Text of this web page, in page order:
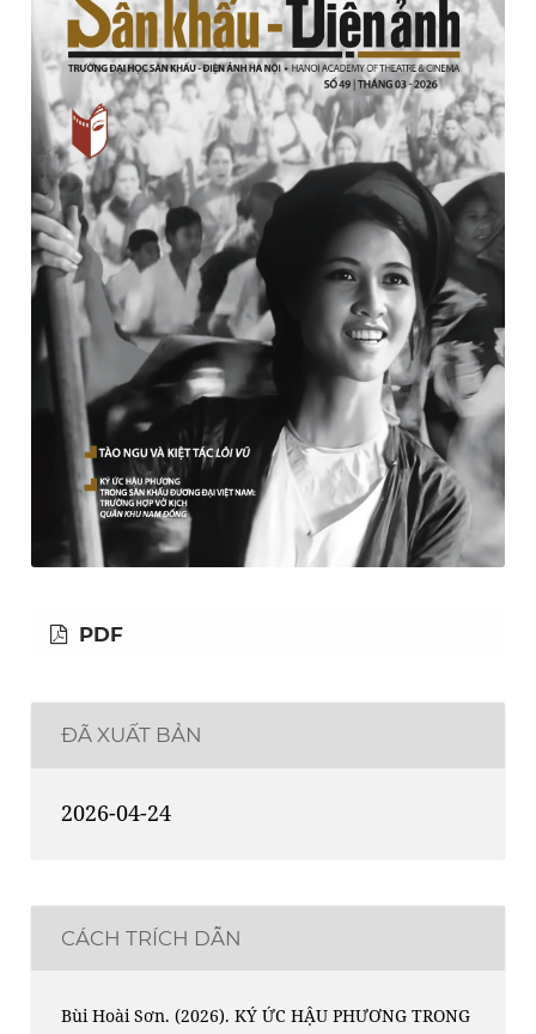
PDF
ĐÃ XUẤT BẢN
2026-04-24
CÁCH TRÍCH DẪN
Bùi Hoài Sơn. (2026). KÝ ỨC HẬU PHƯƠNG TRONG